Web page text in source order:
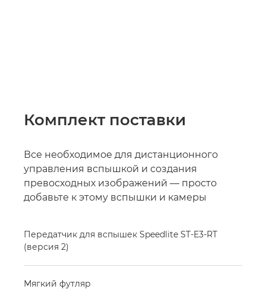
Комплект поставки
Все необходимое для дистанционного
управления вспышкой и создания
превосходных изображений — просто
добавьте к этому вспышки и камеры
Передатчик для вспышек Speedlite ST-E3-RT
(версия 2)
Мягкий футляр